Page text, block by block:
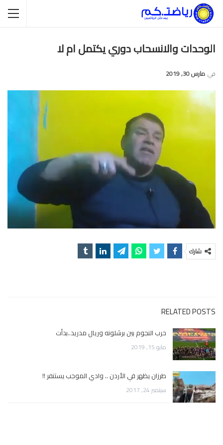
الوحدات والانسحاب دوري يكتمل ام لا
في مارس 30, 2019
شارك
RELATED POSTS
حرب النجوم بين برشلونه وريال مدريد..بدأت
مايو 15, 2019
طرزان يظهر في الأردن .. وادي الموجب يستنفر !!
سبتمبر 24, 2017